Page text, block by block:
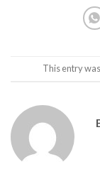
This entry